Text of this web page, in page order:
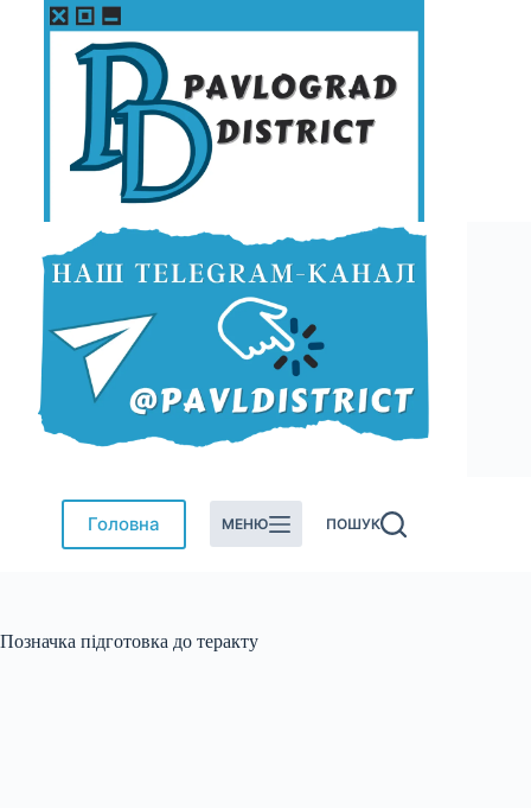
Перейти
Головна МЕНЮ ПОШУК
Позначка підготовка до теракту